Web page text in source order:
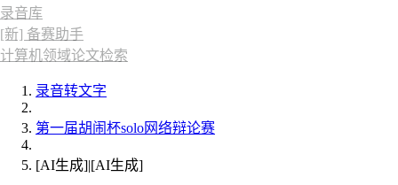
录音库
[新] 备赛助手
计算机领域论文检索
录音转文字
第一届胡闹杯solo网络辩论赛
[AI生成]|[AI生成]